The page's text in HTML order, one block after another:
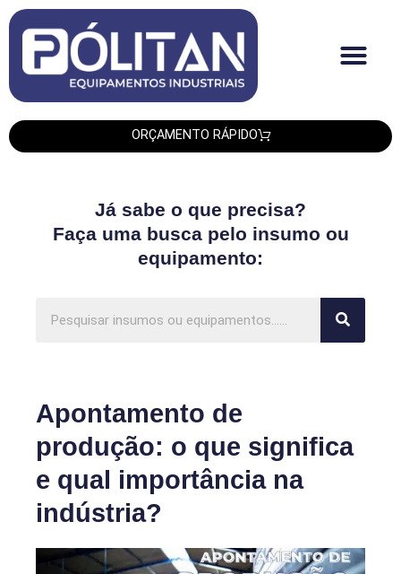
ORÇAMENTO RÁPIDO
Já sabe o que precisa?
Faça uma busca pelo insumo ou
equipamento:
Apontamento de
produção: o que significa
e qual importância na
indústria?